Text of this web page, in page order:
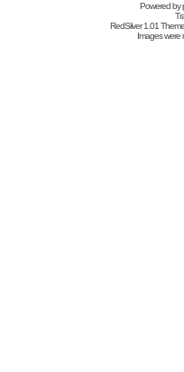
Powered by
RedSilver 1.01
Images were